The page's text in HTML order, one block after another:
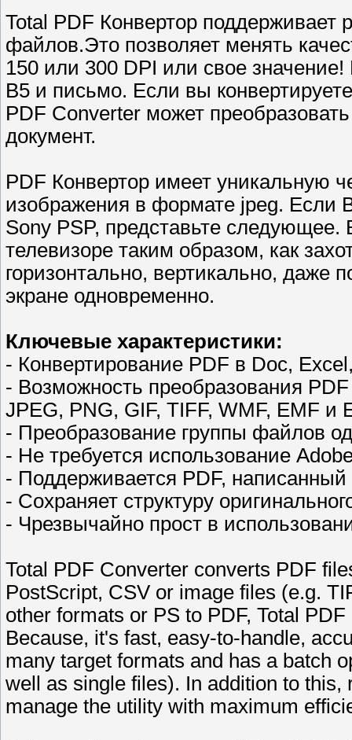
Total PDF Конвертор
файлов.Это позволяет менять
150 или 300 DPI или свое
B5 и письмо. Если вы
PDF Converter может
документ.
PDF Конвертор имеет уникальную
изображения в формате jpeg. Если
Sony PSP, представьте
телевизоре таким образом, как
горизонтально, вертикально, даже
экране одновременно.
Ключевые характеристики:
- Конвертирование PDF в Doc,
- Возможность преобразования
JPEG, PNG, GIF, TIFF, WMF, EMF и
- Преобразование группы файлов
- Не требуется использование
- Поддерживается PDF,
- Сохраняет структуру
- Чрезвычайно прост в
Total PDF Converter converts PDF
PostScript, CSV or image files (e.g.
other formats or PS to PDF, Total
Because, it's fast, easy-to-handle,
many target formats and has a batch
well as single files). In addition to
manage the utility with maximum